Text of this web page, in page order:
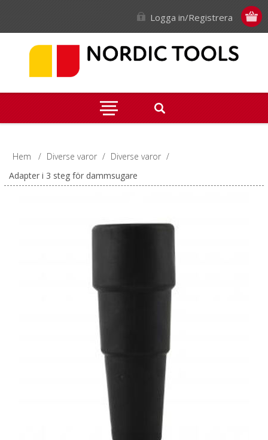
Logga in/Registrera
Hem / Diverse varor / Diverse varor /
Adapter i 3 steg för dammsugare